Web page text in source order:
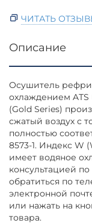
ЧИТАТЬ
Описание
Осушитель
охлаждением
(Gold Series)
сжатый воздух с
полностью
8573-1. Индекс W
имеет водяное
консультацией
обратиться по
электронной
или нажать на
товара.